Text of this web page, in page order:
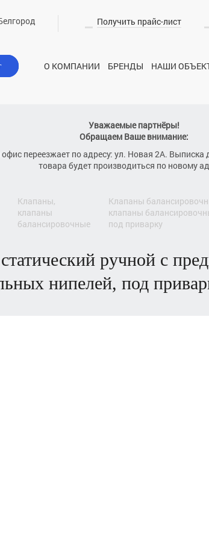
Получить прайс-лист
О КОМПАНИИ БРЕНДЫ НАШИ
Уважаемые партнёры!
Обращаем Ваше внимание:
переезжает по адресу: ул. Новая 2А. Выписка
товара будет производиться по новому
клапаны,
клапаны
балансировочные
клапаны балансировочные,
клапаны
под приварку
нипелей, под